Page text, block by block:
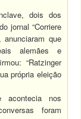
dois dos
jornal “Corriere
anunciaram que
alemães e
“Ratzinger
própria eleição
acontecia nos
foram